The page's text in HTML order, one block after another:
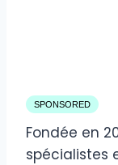
SPONSORED
Fondée en
spécialistes